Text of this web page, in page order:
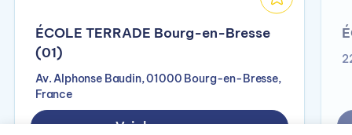
ÉCOLE TERRADE Bourg-en-Bresse
(01)
Av. Alphonse Baudin, 01000 Bourg-en-Bresse,
France
Voir le campus